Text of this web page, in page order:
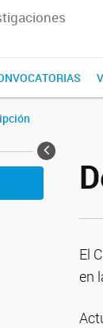
El
en